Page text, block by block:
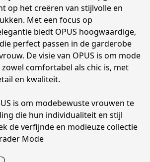
op het creëren van stijlvolle en
Met een focus op
biedt OPUS hoogwaardige,
perfect passen in de garderobe
De visie van OPUS is om mode
comfortabel als chic is, met
en kwaliteit.
is om modebewuste vrouwen te
die hun individualiteit en stijl
de verfijnde en modieuze collectie